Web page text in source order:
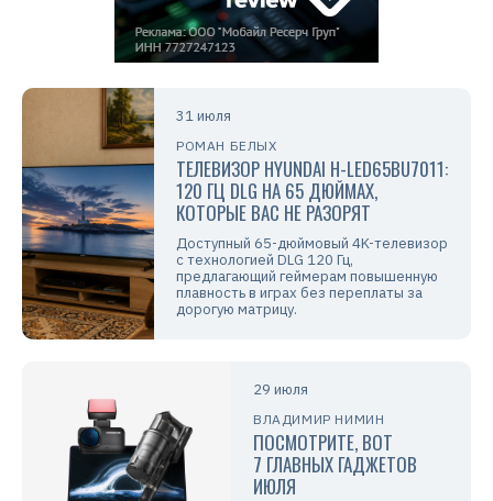
31 июля
РОМАН БЕЛЫХ
ТЕЛЕВИЗОР HYUNDAI H-LED65BU7011:
120 ГЦ DLG НА 65 ДЮЙМАХ,
КОТОРЫЕ ВАС НЕ РАЗОРЯТ
Доступный 65-дюймовый 4K-телевизор
с технологией DLG 120 Гц,
предлагающий геймерам повышенную
плавность в играх без переплаты за
дорогую матрицу.
29 июля
ВЛАДИМИР НИМИН
ПОСМОТРИТЕ, ВОТ
7 ГЛАВНЫХ ГАДЖЕТОВ
ИЮЛЯ